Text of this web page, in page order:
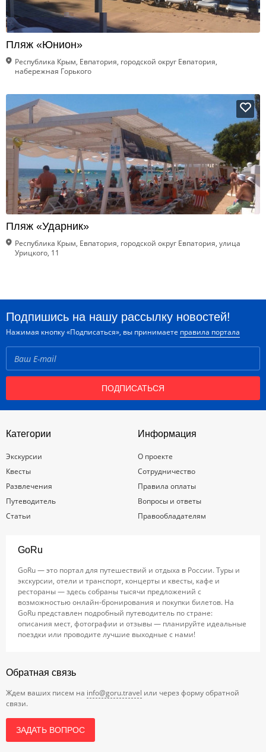
Пляж «Юнион»
Республика Крым, Евпатория, городской округ Евпатория,
набережная Горького
Пляж «Ударник»
Республика Крым, Евпатория, городской округ Евпатория, улица
Урицкого, 11
Подпишись на нашу рассылку новостей!
Нажимая кнопку «Подписаться», вы принимаете правила портала
ПОДПИСАТЬСЯ
Категории
Экскурсии
Квесты
Развлечения
Путеводитель
Статьи
Информация
О проекте
Сотрудничество
Правила оплаты
Вопросы и ответы
Правообладателям
GoRu
GoRu — это портал для путешествий и отдыха в России. Туры и
экскурсии, отели и транспорт, концерты и квесты, кафе и
рестораны — здесь собраны тысячи предложений с
возможностью онлайн-бронирования и покупки билетов. На
GoRu представлен подробный путеводитель по стране:
описания мест, фотографии и отзывы — планируйте идеальные
поездки или проводите лучшие выходные с нами!
Обратная связь
Ждем ваших писем на info@goru.travel или через форму обратной
связи.
ЗАДАТЬ ВОПРОС